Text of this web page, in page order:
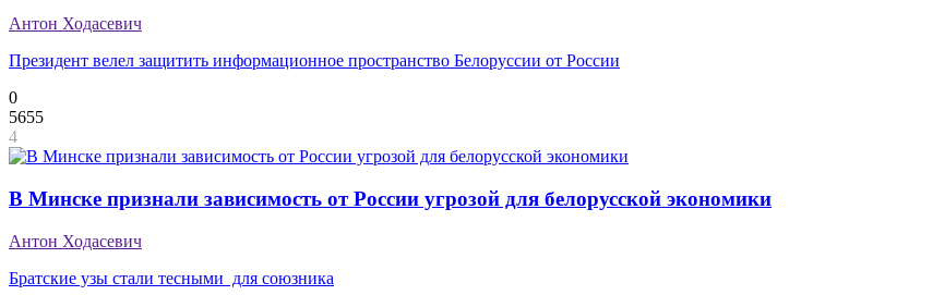
Антон Ходасевич
Президент велел защитить информационное пространство Белоруссии от России
0
5655
4
В Минске признали зависимость от России угрозой для белорусской экономики
Антон Ходасевич
Братские узы стали тесными для союзника